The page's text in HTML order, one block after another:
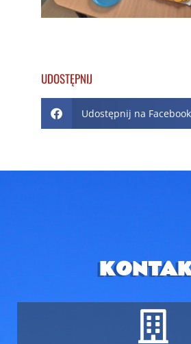
UDOSTĘPNIJ
Udostępnij na Facebook